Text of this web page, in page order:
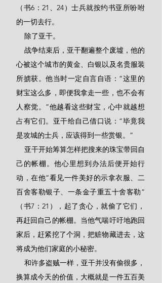
（书6：21、24）士兵就按约书亚所吩咐
的一切去行。
    除了亚干。
心被这个城市的黄金、白银以及名贵服装
所掳获。他当时一定自言自语：“这里的
财宝这么多，即便我拿走一些，也不会有
人察觉。”他越看这些财宝，心中就越想
占有它们。亚干给自己借口说：“毕竟我
是攻城的士兵，应该得到一些赏银。”
己的帐棚。他心里想到办法后便开始行
动，在他“看见一件美好的示拿衣服、二
百舍客勒银子、一条金子重五十舍客勒”
（书7：21），起了贪心，就偷了它们，
再赶回自己的帐棚。当他气喘吁吁地跑回
家后，赶紧挖了个洞，把赃物藏进去，这
将成为他们家庭的小秘密。
换算成今天的价值，大概就是一件五百美